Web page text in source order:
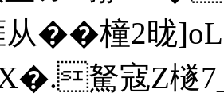
从�� 橦2昽
駑寇Z檖